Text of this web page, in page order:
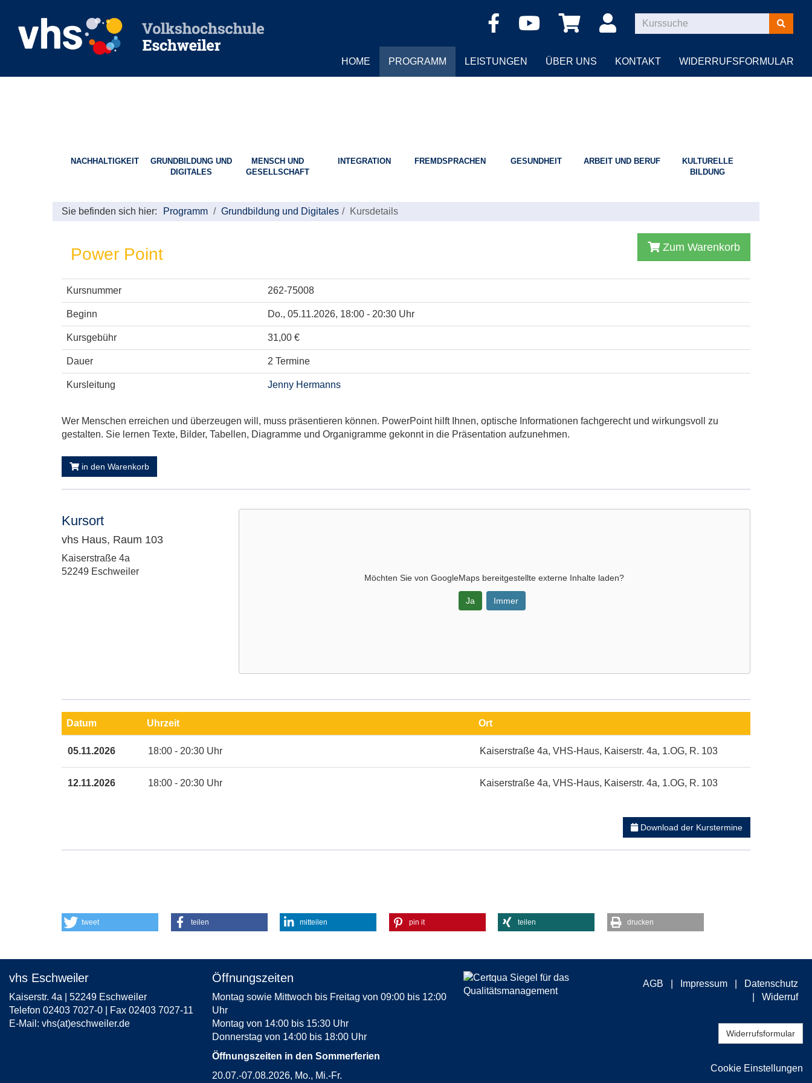
Kurse
suchen
HOME PROGRAMM LEISTUNGEN ÜBER UNS KONTAKT WIDERRUFSFORMULAR
NACHHALTIGKEIT
GRUNDBILDUNG UND
DIGITALES
MENSCH UND
GESELLSCHAFT
INTEGRATION FREMDSPRACHEN GESUNDHEIT ARBEIT UND BERUF
KULTURELLE
BILDUNG
Sie befinden sich hier: Programm Grundbildung und Digitales Kursdetails
Power Point Zum Warenkorb
Kursnummer 262-75008
Beginn Do., 05.11.2026, 18:00 - 20:30 Uhr
Kursgebühr 31,00 €
Dauer 2 Termine
Kursleitung Jenny Hermanns
Wer Menschen erreichen und überzeugen will, muss präsentieren können. PowerPoint hilft Ihnen, optische Informationen fachgerecht und wirkungsvoll zu
gestalten. Sie lernen Texte, Bilder, Tabellen, Diagramme und Organigramme gekonnt in die Präsentation aufzunehmen.
in den Warenkorb
Kursort
vhs Haus, Raum 103
Adresse:
Kaiserstraße 4a
52249 Eschweiler
Möchten Sie vonGoogleMaps bereitgestellte externe Inhalte laden?
Ja Immer
Maps
Karte
Raum
zum
diesen
Kurs
Datum Uhrzeit Ort
05.11.2026 18:00 - 20:30 Uhr Kaiserstraße 4a, VHS-Haus, Kaiserstr. 4a, 1.OG, R. 103
12.11.2026 18:00 - 20:30 Uhr Kaiserstraße 4a, VHS-Haus, Kaiserstr. 4a, 1.OG, R. 103
Download der Kurstermine
tweet teilen mitteilen pin it teilen drucken
vhs Eschweiler
Kaiserstr. 4a | 52249 Eschweiler
Telefon 02403 7027-0 | Fax 02403 7027-11
E-Mail: vhs(at)eschweiler.de
Öffnungszeiten
Montag sowie Mittwoch bis Freitag von 09:00 bis 12:00
Uhr
Montag von 14:00 bis 15:30 Uhr
Donnerstag von 14:00 bis 18:00 Uhr
Öffnungszeiten in den Sommerferien
20.07.-07.08.2026, Mo., Mi.-Fr.
AGB Impressum
Datenschutz
Widerruf
Widerrufsformular
Cookie Einstellungen